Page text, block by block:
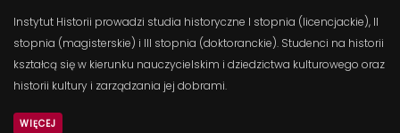
Instytut Historii prowadzi studia historyczne I stopnia (licencjackie), II
stopnia (magisterskie) i III stopnia (doktoranckie). Studenci na historii
kształcą się w kierunku nauczycielskim i dziedzictwa kulturowego oraz
historii kultury i zarządzania jej dobrami.
WIĘCEJ